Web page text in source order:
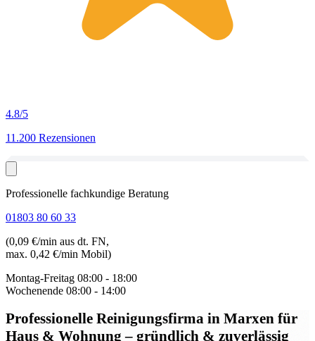
4.8/5
11.200 Rezensionen
Professionelle fachkundige Beratung
01803 80 60 33
(0,09 €/min aus dt. FN,
max. 0,42 €/min Mobil)
Montag-Freitag 08:00 - 18:00
Wochenende 08:00 - 14:00
Professionelle Reinigungsfirma in Marxen für
Haus & Wohnung – gründlich & zuverlässig